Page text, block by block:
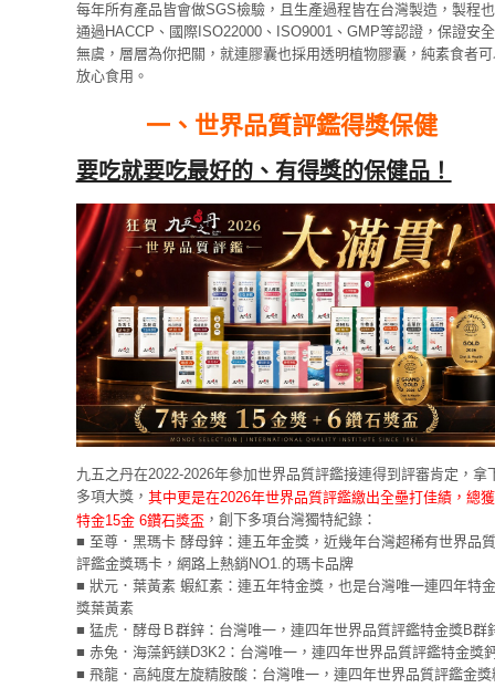
每年所有產品皆會做SGS檢驗，且生產過程皆在台灣製造，製程也
通過HACCP、國際ISO22000、ISO9001、GMP等認證，保證安全
無虞，層層為你把關，就連膠囊也採用透明植物膠囊，純素食者可
放心食用。
一、世界品質評鑑得獎保健
要吃就要吃最好的、有得獎的保健品！
九五之丹在2022-2026年參加世界品質評鑑接連得到評審肯定，拿
多項大獎， 其中更是在2026年世界品質評鑑繳出全壘打佳績，總
特金15金 6鑽石獎盃，創下多項台灣獨特紀錄：
■ 至尊．黑瑪卡 酵母鋅：連五年金獎，近幾年台灣超稀有世界品質
評鑑金獎瑪卡，網路上熱銷NO1.的瑪卡品牌
■ 狀元．葉黃素 蝦紅素：連五年特金獎，也是台灣唯一連四年特金
獎葉黃素
■ 猛虎．酵母Ｂ群鋅：台灣唯一，連四年世界品質評鑑特金獎B群
■ 赤兔．海藻鈣鎂D3K2：台灣唯一，連四年世界品質評鑑特金獎
■ 飛龍．高純度左旋精胺酸：台灣唯一，連四年世界品質評鑑金獎